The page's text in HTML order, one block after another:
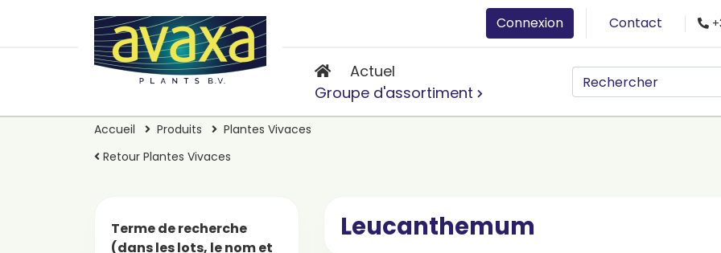
Connexion Contact
Actuel
Groupe d'assortiment
Accueil Produits
Plantes Vivaces
Retour Plantes Vivaces
Terme de recherche
(dans les lots, le nom et
Leucanthemum